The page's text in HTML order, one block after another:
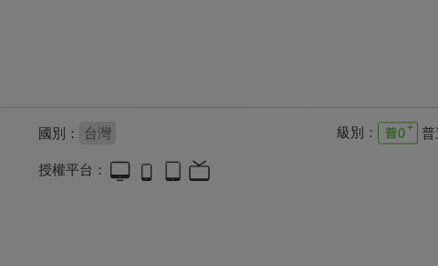
國別： 台灣 級別： 普
授權平台：